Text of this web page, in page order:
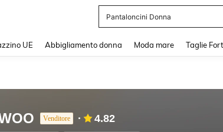
Pantaloncini Donna
UE Abbigliamento donna Moda mare Taglie
Venditore 4.82